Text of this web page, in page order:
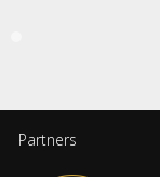
Partners